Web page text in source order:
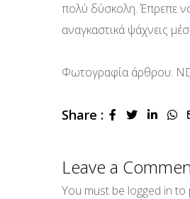
πολύ δύσκολη. Έπρεπε
αναγκαστικά ψάχνεις
Φωτογραφία άρθρου:
Share :
Leave a
You must be logged in to